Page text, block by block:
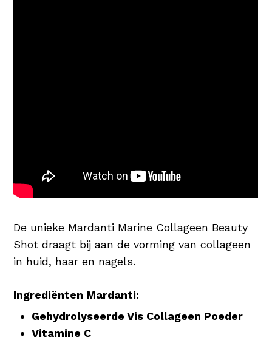
De unieke Mardanti Marine Collageen Beauty
Shot draagt bij aan de vorming van collageen
in huid, haar en nagels.
Ingrediënten Mardanti:
Gehydrolyseerde Vis Collageen Poeder
Vitamine C